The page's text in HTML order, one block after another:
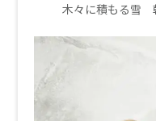
木々に積もる雪